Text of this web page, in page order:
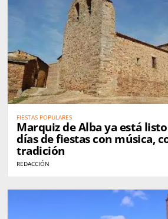
FIESTAS POPULARES
Marquiz de Alba ya está
días de fiestas con música,
tradición
REDACCIÓN